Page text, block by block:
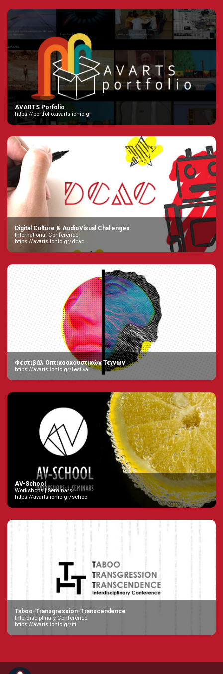
AVARTS Porfolio
https://portfolio.avarts.ionio.gr
Digital Culture & AudioVisual Challenges
International Conference
https://avarts.ionio.gr/dcac
Φεστιβάλ Οπτικοακουστικών Τεχνών
https://avarts.ionio.gr/festival
AV-School
Workshops | Seminars
https://avarts.ionio.gr/school
Taboo-Transgression-Transcendence
Interdisciplinary Conference
https://avarts.ionio.gr/ttt